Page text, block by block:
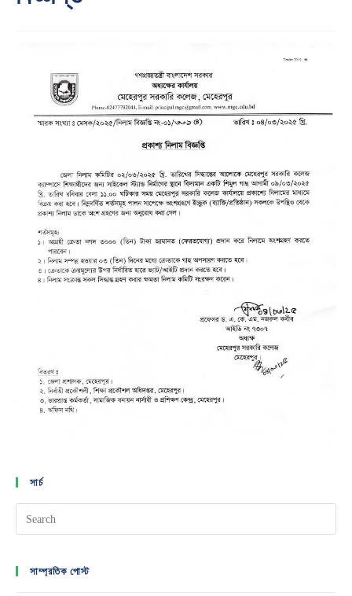
সার্চ
সাম্প্রতিক পোস্ট